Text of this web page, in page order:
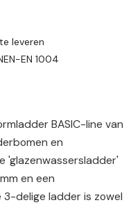
leveren
EN 1004
BASIC-line van
en
'glazenwassersladder'
en een
3-delige ladder is zowel